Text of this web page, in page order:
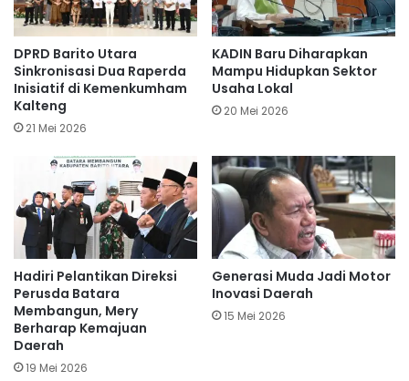
DPRD Barito Utara
Sinkronisasi Dua Raperda
Inisiatif di Kemenkumham
Kalteng
21 Mei 2026
KADIN Baru Diharapkan
Mampu Hidupkan Sektor
Usaha Lokal
20 Mei 2026
Hadiri Pelantikan Direksi
Perusda Batara
Membangun, Mery
Berharap Kemajuan
Daerah
19 Mei 2026
Generasi Muda Jadi Motor
Inovasi Daerah
15 Mei 2026